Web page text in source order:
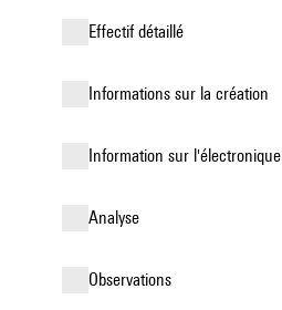
effectif détaillé
informations sur la création
Information sur l'électronique
analyse
observations